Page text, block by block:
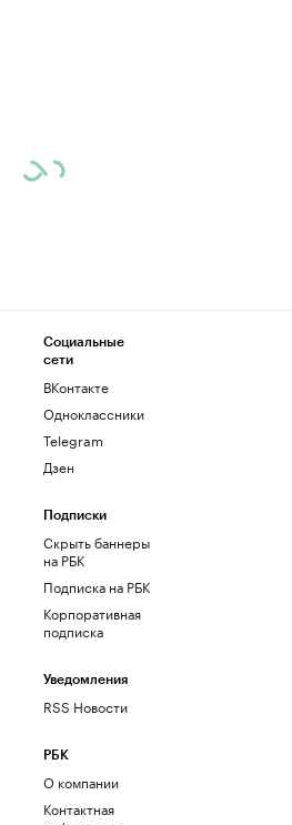
Социальные
сети
ВКонтакте
Одноклассники
Telegram
Дзен
Подписки
Скрыть баннеры
на РБК
Подписка на РБК
Корпоративная
подписка
Уведомления
RSS Новости
РБК
О компании
Контактная